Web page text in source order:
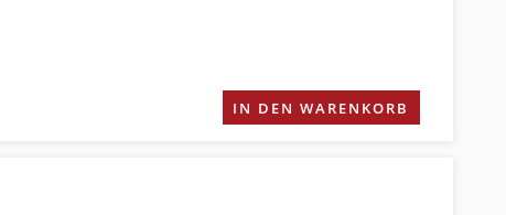
IN DEN WARENKORB